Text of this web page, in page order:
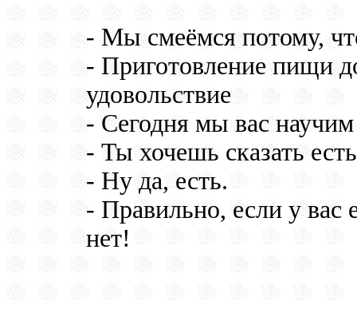
- Мы смеёмся потому,
- Приготовление пищи
удовольствие
- Сегодня мы вас
- Ты хочешь сказать
- Ну да, есть.
- Правильно, если у вас
нет!